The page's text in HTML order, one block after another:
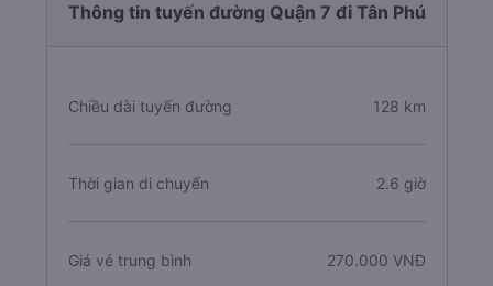
Thông tin tuyến đường Quận 7 đi Tân Phú
Chiều dài tuyến đường 128 km
Thời gian di chuyển 2.6 giờ
Giá vé trung bình 270.000 VNĐ